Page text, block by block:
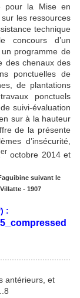
pour la Mise en
les ressources
technique
concours d’un
un programme de
des chenaux des
ponctuelles de
de plantations
ponctuels
suivi-évaluation
sur à la hauteur
de la présente
d’insécurité,
er octobre 2014 et
suivant le
- 1907
:
et